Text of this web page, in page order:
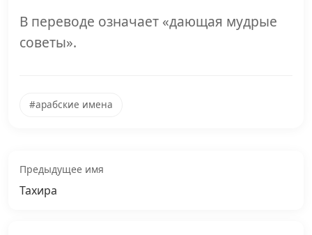
В переводе означает «дающая мудрые
советы».
#арабские имена
Предыдущее имя
Тахира